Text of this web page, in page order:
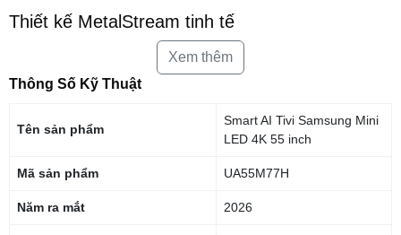
Thiết kế MetalStream tinh tế
Lấy cảm hứng từ thiết kế của những chiếc máy bay, chiếc TV này sở
hữu phần thân bằng kim loại sang trọng. Viền mỏng được tạo ra chỉ từ
một tấm kim loại duy nhất, cho phép bạn được tận hưởng từng trải
Xem thêm
Thông Số Kỹ Thuật
Tên sản phẩm
Smart AI Tivi Samsung Mini
LED 4K 55 inch
Mã sản phẩm UA55M77H
Năm ra mắt 2026